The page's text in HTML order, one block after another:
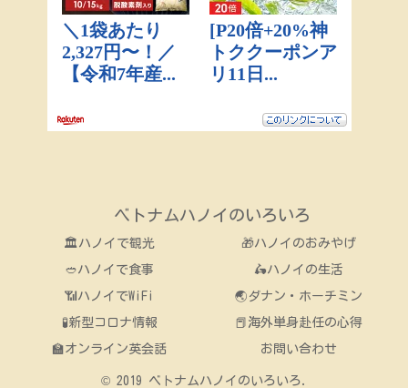
ベトナムハノイのいろいろ
🏛ハノイで観光 🎁ハノイのおみやげ
🥙ハノイで食事 🛵ハノイの生活
📶ハノイでWiFi 🌏ダナン・ホーチミン
🧪新型コロナ情報 📕海外単身赴任の心得
🏫オンライン英会話 お問い合わせ
© 2019 ベトナムハノイのいろいろ.